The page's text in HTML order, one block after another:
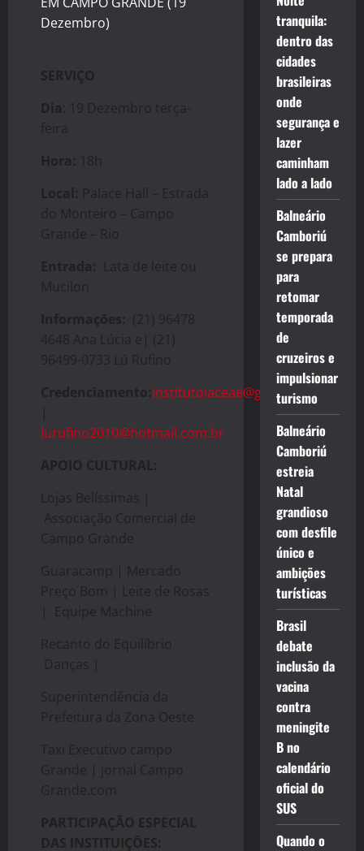
SERVIÇO
Dia : 19 Dezembro terça-
feira
Hora: 18h
Local: Palace Hall – Estrada
do Monteiro – Campo
Grande – Rio
Entrada: Lata de leite ou
Mucilon
Informações: (21) 96478
4648 Ana Lúcia e| (21)
96499-0733 Lú Rufino
Credenciamento:institutoiaceae@gmail.com
|
lurufino2010@hotmail.com.br
APOIO CULTURAL:
Lojas Belíssimas |
Associação Comercial de
Campo Grande
Guaracamp | Mercado
Preço Bom | Leite de Rosas
| Equipe Machine
Recanto do Equilíbrio
Danças |
Superintendência da
Prefeitura da Zona Oeste
Taxi Executivo campo
Grande | jornal Campo
Grande.com
PARTICIPAÇÃO ESPECIAL
DAS INSTITUIÇÕES:
tranquila:
dentro das
cidades
brasileiras
onde
segurança e
lazer
caminham
lado a lado
Balneário
Camboriú
se prepara
para
retomar
temporada
de
cruzeiros e
impulsionar
turismo
Balneário
Camboriú
estreia
Natal
grandioso
com desfile
único e
ambições
turísticas
Brasil
debate
inclusão da
vacina
contra
meningite
B no
calendário
oficial do
SUS
Quando o